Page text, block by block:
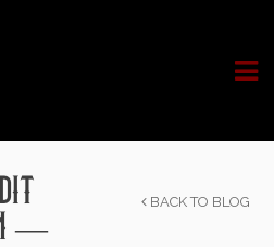
—
BACK TO BLOG